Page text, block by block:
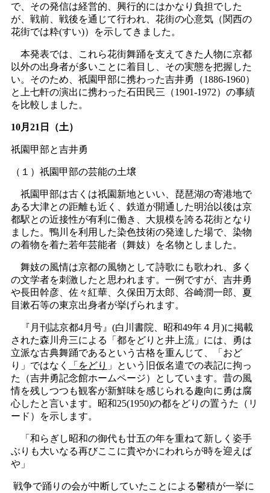
で、その発信は経営的、興行的にはかなり負担でした
が、戦前、戦後を通じて行われ、花街の心意気（関西の
花街では粋(すい)）を示してきました。
本発表では、これら花街舞踊を支えてきた人物に京都
以外の出身者が多いことに着目し、その実態を把握した
い。そのため、祇園甲部に携わった吉井勇（1886-1960）
と上七軒の演出に携わった石田民三（1901-1972）の事績
を比較しました。
10月21日（土）
祇園甲部と吉井勇
（１）祇園甲部の芸能の土壌
祇園甲部は古くは祇園新地といい、琵琶湖の寄港地で
ある大津との距離も近く、鉄道が開通した明治以後は京
都駅との近接性が有利に働き、大規模を誇る花街となり
ました。鴨川を利用した染色技術の発達した場で、染物
の着物を着た若年芸能者（舞妓）を名物としました。
舞妓の風情は京都の風物として詩歌にも歌われ、多く
の文学者を刺激したと思われます。一例ですが、吉井勇
や長田幹彦、佐々紅華、久保田万太郎、谷崎潤一郎、夏
目漱石等の東京出身者が挙げられます。
『月刊誌京都4月号』(白川書院、昭和49年４月)に掲載
された森川舟三による「都をどりと井上流」には、勇は
立派な古典舞踊であるという古格を重んじて、「おど
り」ではなく
「をどり 」という旧仮名遣での表記に拘っ
た（吉井勇記念館ホームページ）としています。昔の風
情を残しつつも観客が新鮮味を感じられる趣向に勇は腐
心したと言います。昭和25(1950)の都をどりの置うた（リ
ード）を示します。
「和らぎし昭和の御代も廿五の年を重ねて新しく姿手
ぶりも大いなる再びここに貴やかにわれらが時を迎えば
や」
戦争で踊りの会が中断していたことによる鬱積が一挙に